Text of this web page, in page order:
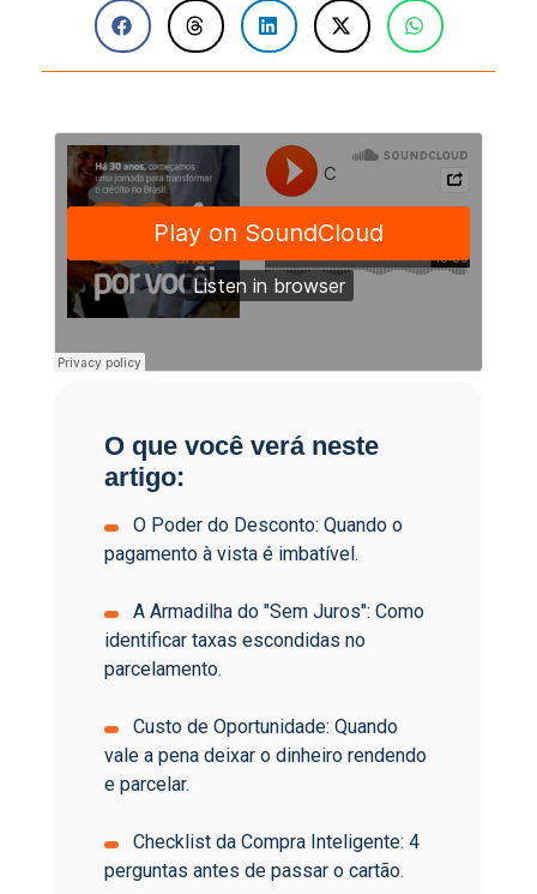
O que você verá neste
artigo:
O Poder do Desconto: Quando o
pagamento à vista é imbatível.
A Armadilha do "Sem Juros": Como
identificar taxas escondidas no
parcelamento.
Custo de Oportunidade: Quando
vale a pena deixar o dinheiro rendendo
e parcelar.
Checklist da Compra Inteligente: 4
perguntas antes de passar o cartão.